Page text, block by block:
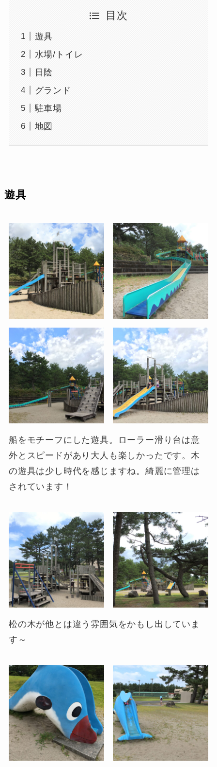
目次
遊具
水場/トイレ
日陰
グランド
駐車場
地図
遊具
船をモチーフにした遊具。ローラー滑り台は意
外とスピードがあり大人も楽しかったです。木
の遊具は少し時代を感じますね。綺麗に管理は
されています！
松の木が他とは違う雰囲気をかもし出していま
す～